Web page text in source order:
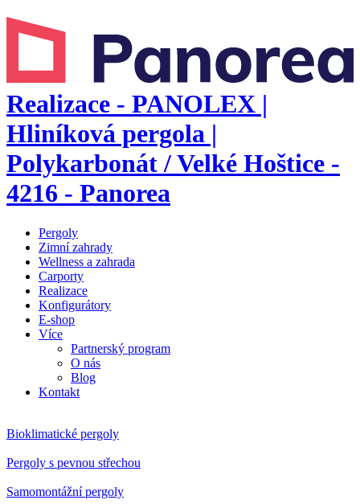
Realizace - PANOLEX |
Hliníková pergola |
Polykarbonát / Velké Hoštice -
4216 - Panorea
Pergoly
Zimní zahrady
Wellness a zahrada
Carporty
Realizace
Konfigurátory
E-shop
Více
Partnerský program
O nás
Blog
Kontakt
Bioklimatické pergoly
Pergoly s pevnou střechou
Samomontážní pergoly